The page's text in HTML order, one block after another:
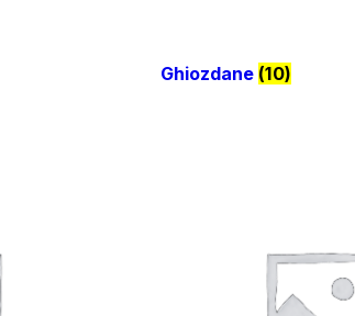
Ghiozdane (10)